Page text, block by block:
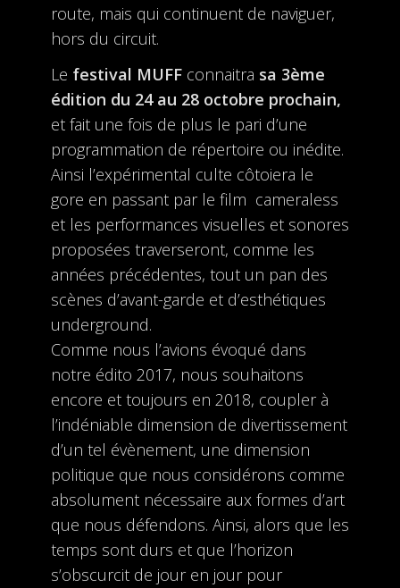
route, mais qui continuent de naviguer,
hors du circuit.
Le festival MUFFconnaitra sa 3ème
édition du 24 au 28 octobre prochain,
et fait une fois de plus le pari d’une
programmation de répertoire ou inédite.
Ainsi l’expérimental culte côtoiera le
gore en passant par le film cameraless
et les performances visuelles et sonores
proposées traverseront, comme les
années précédentes, tout un pan des
scènes d’avant-garde et d’esthétiques
underground.
Comme nous l’avions évoqué dans
notre édito 2017, nous souhaitons
encore et toujours en 2018, coupler à
l’indéniable dimension de divertissement
d’un tel évènement, une dimension
politique que nous considérons comme
absolument nécessaire aux formes d’art
que nous défendons. Ainsi, alors que les
temps sont durs et que l’horizon
s’obscurcit de jour en jour pour